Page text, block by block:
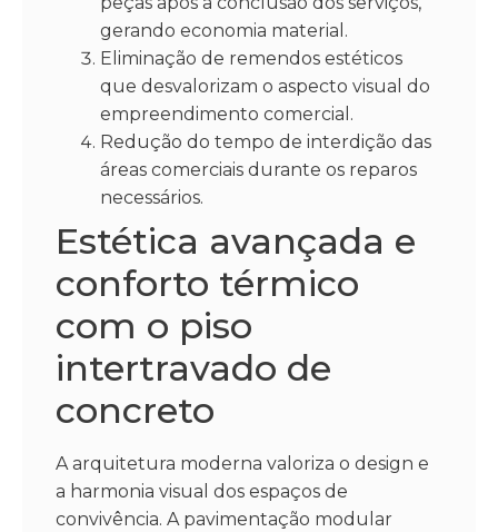
gerando economia material.
Eliminação de remendos estéticos
que desvalorizam o aspecto visual do
empreendimento comercial.
Redução do tempo de interdição das
áreas comerciais durante os reparos
necessários.
Estética avançada e
conforto térmico
com o piso
intertravado de
concreto
A arquitetura moderna valoriza o design e
a harmonia visual dos espaços de
convivência. A pavimentação modular